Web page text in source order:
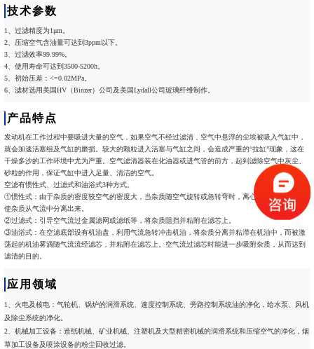
技术参数
1、过滤精度为1μm。
2、压缩空气含油量可达到3ppm以下。
3、过滤效率99.99%。
4、使用寿命可达到3500-5200h。
5、初始压差：<=0.02MPa。
6、滤材选用美国HV（Binzer）公司及美国Lydall公司玻璃纤维制作。
产品特点
发动机在工作过程中要吸进大量的空气，如果空气不经过滤清，空气中悬浮的尘埃被吸入气缸中，
就会加速活塞组及气缸的磨损。较大的颗粒进入活塞与气缸之间，会造成严重的“拉缸”现象，这在
干燥多沙的工作环境中尤为严重。空气滤清器装在化油器或进气管的前方，起到滤除空气中灰尘、
砂粒的作用，保证气缸中进入足量、清洁的空气。
空滤有惯性式、过滤式和油浴式3种方式。
①惯性式：由于杂质的密度较空气的密度大，当杂质随空气旋转或急转弯时，离心惯性力的作用能
使杂质从气流中分离出来。
②过滤式：引导空气流过金属滤网或滤纸等，将杂质阻挡并粘附在滤芯上。
③油浴式：在空滤底部设有机油盘，利用气流急转冲击机油，将杂质分离并粘滞在机油中，而被激
荡起的机油雾滴随气流流经滤芯，并粘附在滤芯上。空气流过滤芯时能进一步吸附杂质，从而达到
滤清的目的。
应用领域
1、火电及核电：气轮机、锅炉的润滑系统、速度控制系统、旁路控制系统油的净化，给水泵、风机
及除尘系统的净化。
2、机械加工设备：造纸机械、矿业机械、注塑机及大型精密机械的润滑系统和压缩空气的净化，烟
草加工设备及喷涂设备的粉尘回收过滤。